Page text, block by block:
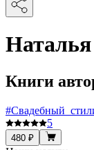
Книги
5
480 ₽